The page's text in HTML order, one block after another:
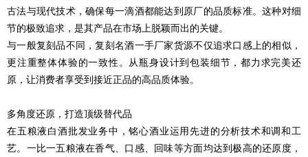
古法与现代技术，确保每一滴酒都能达到原厂的品质标准。这种对细
节的极致追求，是其产品在市场上脱颖而出的关键。
与一般复刻品不同，复刻名酒一手厂家货源不仅追求口感上的相似，
更注重整体体验的一致性。从瓶身设计到包装细节，都力求完美还
原，让消费者享受到接近正品的高品质体验。
多角度还原，打造顶级替代品
在五粮液白酒批发业务中，铭心酒业运用先进的分析技术和调和工
艺。一比一五粮液在香气、口感、回味等方面均达到极高的还原度，